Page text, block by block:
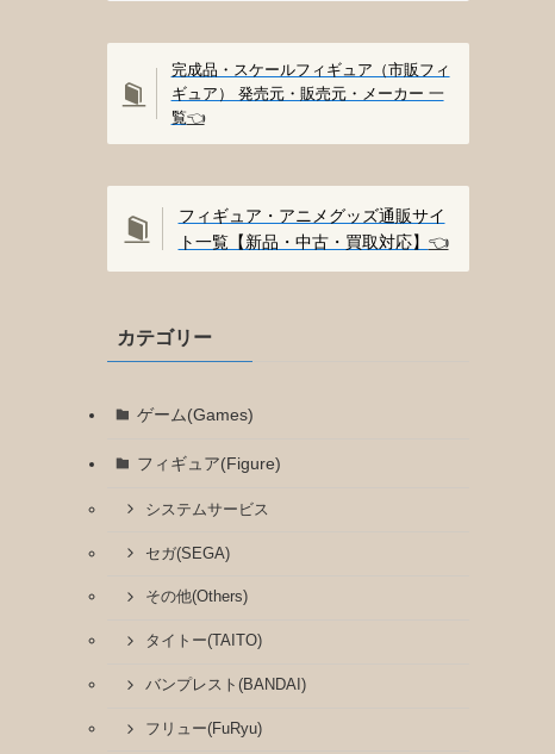
完成品・スケールフィギュア（市販フィ
ギュア） 発売元・販売元・メーカー 一
覧👈️
フィギュア・アニメグッズ通販サイ
ト一覧【新品・中古・買取対応】 👈️
カテゴリー
ゲーム(Games)
フィギュア(Figure)
システムサービス
セガ(SEGA)
その他(Others)
タイトー(TAITO)
バンプレスト(BANDAI)
フリュー(FuRyu)